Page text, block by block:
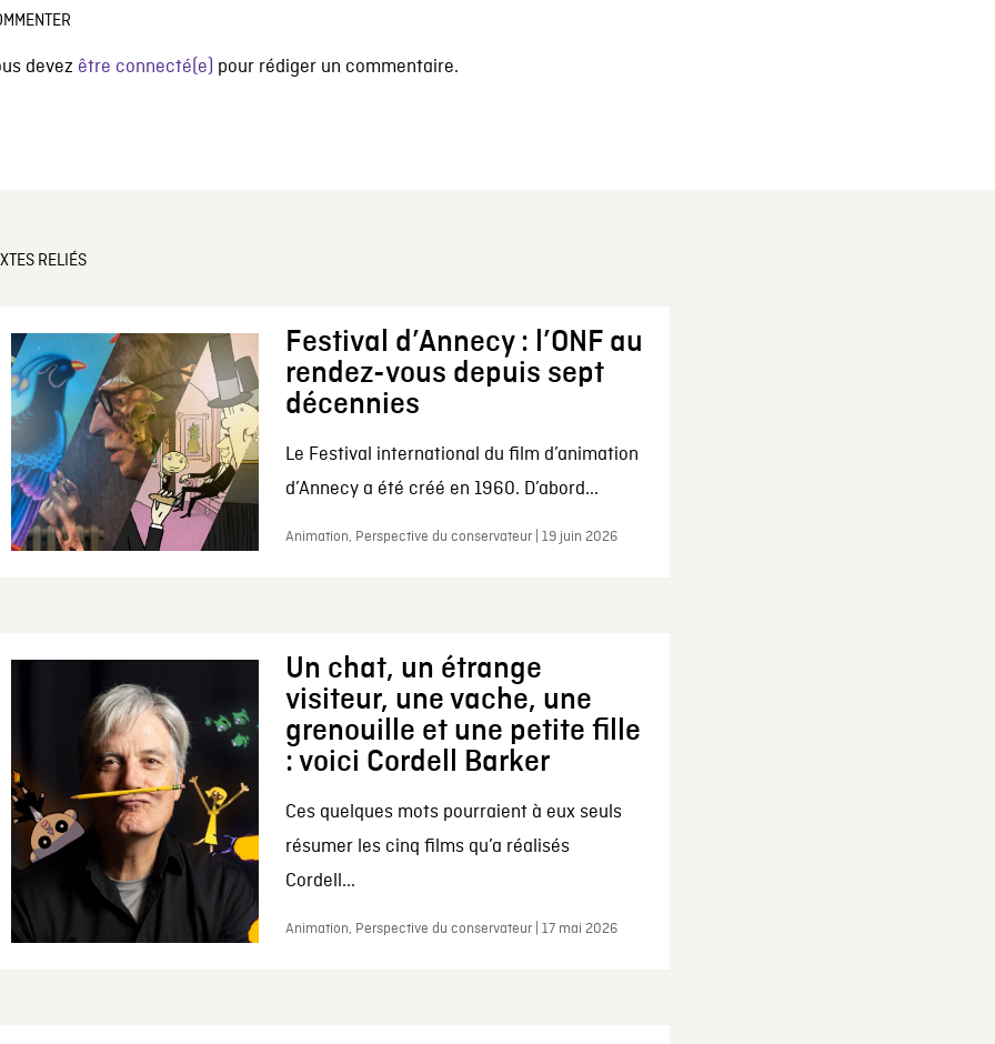
devez être connecté(e) pour rédiger un commentaire.
RELIÉS
Festival d’Annecy : l’ONF au
rendez-vous depuis sept
décennies
Le Festival international du film d’animation
d’Annecy a été créé en 1960. D’abord...
Animation, Perspective du conservateur | 19 juin 2026
Un chat, un étrange
visiteur, une vache, une
grenouille et une petite fille
: voici Cordell Barker
Ces quelques mots pourraient à eux seuls
résumer les cinq films qu’a réalisés
Cordell...
Animation, Perspective du conservateur | 17 mai 2026